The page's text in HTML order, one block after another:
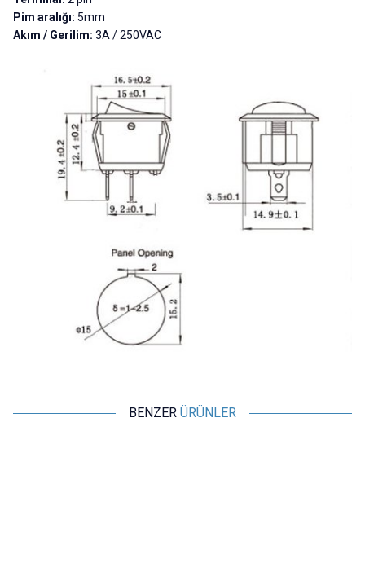
Pim aralığı: 5mm
Akım / Gerilim: 3A / 250VAC
BENZER ÜRÜNLER